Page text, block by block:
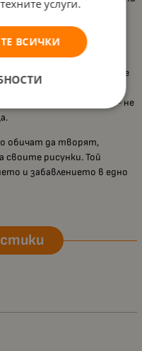
и сребърен), 1 фин
острилка;
включени) –
от възрастен;
– използването трябва да е
части и остри върхове – не
обичат да творят,
рисунки. Той
и забавлението в едно
услуги.
ВСИЧКИ